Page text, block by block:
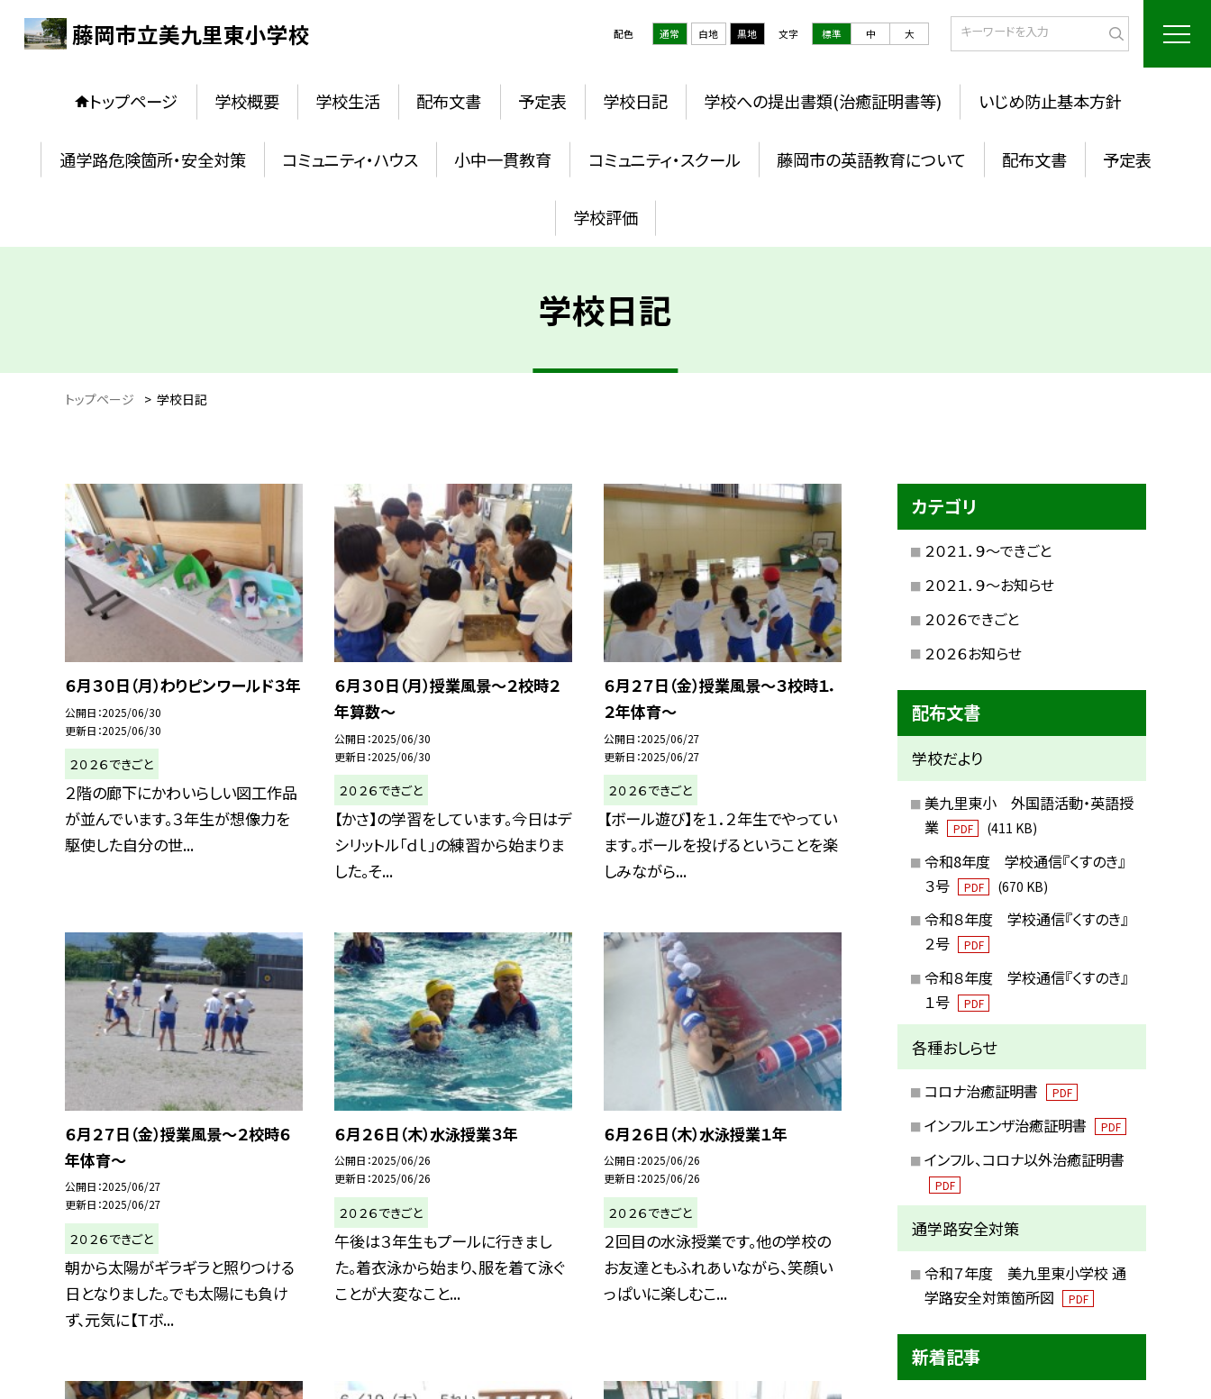
藤岡市立美九里東小学校 配色 通常 白地 黒地 文字 標準 中 大
トップページ 学校概要 学校生活 配布文書 予定表 学校日記 学校への提出書類(治癒証明書等) いじめ防止基本方針
通学路危険箇所・安全対策 コミュニティ・ハウス 小中一貫教育 コミュニティ・スクール 藤岡市の英語教育について 配布文書 予定表
学校評価
学校日記
トップページ > 学校日記
６月３０日（月）わりピンワールド３年
公開日 2025/06/30
更新日 2025/06/30
２０２６できごと
２階の廊下にかわいらしい図工作品
が並んでいます。３年生が想像力を
駆使した自分の世...
６月３０日（月）授業風景～２校時２
年算数～
公開日 2025/06/30
更新日 2025/06/30
２０２６できごと
【かさ】の学習をしています。今日はデ
シリットル「ｄｌ」の練習から始まりま
した。そ...
６月２７日（金）授業風景～３校時１．
２年体育～
公開日 2025/06/27
更新日 2025/06/27
２０２６できごと
【ボール遊び】を１．２年生でやってい
ます。ボールを投げるということを楽
しみながら...
６月２７日（金）授業風景～２校時６
年体育～
公開日 2025/06/27
更新日 2025/06/27
２０２６できごと
朝から太陽がギラギラと照りつける
日となりました。でも太陽にも負け
ず、元気に【Ｔボ...
６月２６日（木）水泳授業３年
公開日 2025/06/26
更新日 2025/06/26
２０２６できごと
午後は３年生もプールに行きまし
た。着衣泳から始まり、服を着て泳ぐ
ことが大変なこと...
６月２６日（木）水泳授業１年
公開日 2025/06/26
更新日 2025/06/26
２０２６できごと
２回目の水泳授業です。他の学校の
お友達ともふれあいながら、笑顔い
っぱいに楽しむこ...
カテゴリ
２０２１．９〜できごと
２０２１．９〜お知らせ
２０２６できごと
２０２６お知らせ
配布文書
学校だより
美九里東小 外国語活動・英語授
業
PDF (411 KB)
令和8年度 学校通信『くすのき』
３号
PDF (670 KB)
令和８年度 学校通信『くすのき』
２号
PDF
令和８年度 学校通信『くすのき』
１号
PDF
各種おしらせ
コロナ治癒証明書 PDF
インフルエンザ治癒証明書 PDF
インフル、コロナ以外治癒証明書
PDF
通学路安全対策
令和７年度 美九里東小学校 通
学路安全対策箇所図
PDF
新着記事